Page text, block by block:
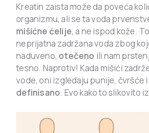
Kreatin zaista može da poveća
organizmu, ali se ta voda
mišićne ćelije, a ne ispod kože.
neprijatna zadržana voda zbog
naduveno, otečeno ili nam
tesno. Naprotiv! Kada mišići
vode, oni izgledaju punije, čvršće
definisano. Evo kako to slikovito